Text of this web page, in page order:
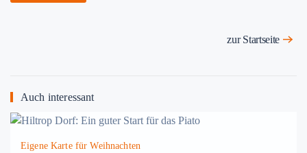
zur Startseite
Auch interessant
Eigene Karte für Weihnachten